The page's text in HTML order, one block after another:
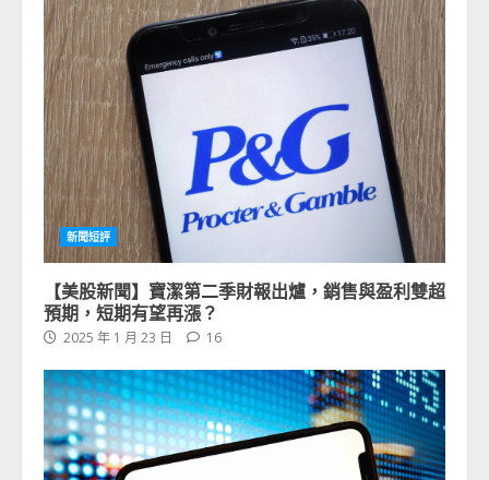
新聞短評
【美股新聞】寶潔第二季財報出爐，銷售與盈利雙超
預期，短期有望再漲？
2025 年 1 月 23 日 16